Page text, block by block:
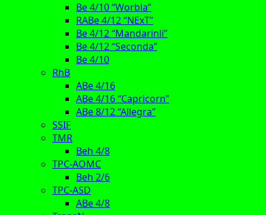
Be 4/10 “Worbla”
RABe 4/12 “NExT”
Be 4/12 “Mandarinli”
Be 4/12 “Seconda”
Be 4/10
RhB
ABe 4/16
ABe 4/16 “Capricorn”
ABe 8/12 “Allegra”
SSIF
TMR
Beh 4/8
TPC-AOMC
Beh 2/6
TPC-ASD
ABe 4/8